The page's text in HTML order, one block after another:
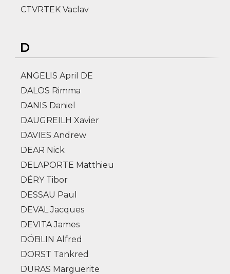
CTVRTEK Vaclav
D
ANGELIS April DE
DALOS Rimma
DANIS Daniel
DAUGREILH Xavier
DAVIES Andrew
DEAR Nick
DELAPORTE Matthieu
DÉRY Tibor
DESSAU Paul
DEVAL Jacques
DEVITA James
DÖBLIN Alfred
DORST Tankred
DURAS Marguerite